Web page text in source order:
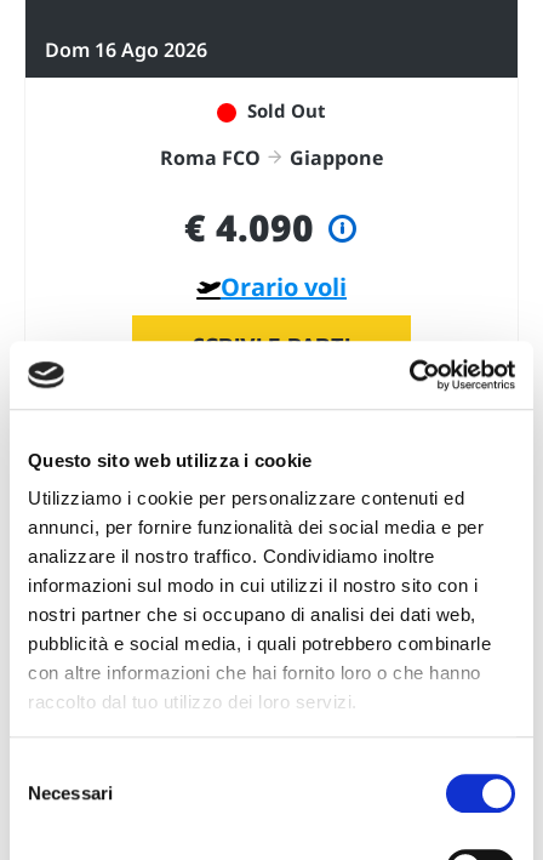
Questo sito web utilizza i cookie
Utilizziamo i cookie per personalizzare contenuti ed
annunci, per fornire funzionalità dei social media e per
analizzare il nostro traffico. Condividiamo inoltre
informazioni sul modo in cui utilizzi il nostro sito con i
nostri partner che si occupano di analisi dei dati web,
pubblicità e social media, i quali potrebbero combinarle
con altre informazioni che hai fornito loro o che hanno
raccolto dal tuo utilizzo dei loro servizi.
delNecessari
Dom 16 Ago 2026
Sold Out
Roma FCO Giappone
€ 4.090
Orario voli
SCRIVI E PARTI
GiappoTour® 621 Mirai - Milano MXP
Mar 1 Set 2026
Sold Out
Milano MXP Giappone
€ 3.790